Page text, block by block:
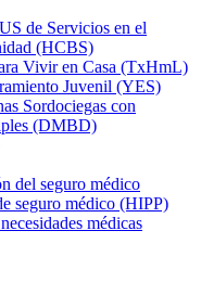
de Servicios en el
(HCBS)
Vivir en Casa (TxHmL)
Juvenil (YES)
Sordociegas con
(DMBD)
del seguro médico
seguro médico (HIPP)
médicas